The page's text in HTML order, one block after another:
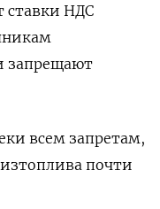
ставки НДС
запрещают
всем запретам,
почти